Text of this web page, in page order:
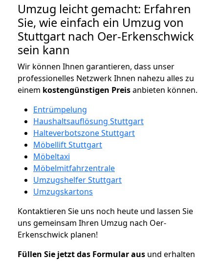
Umzug leicht gemacht: Erfahren
Sie, wie einfach ein Umzug von
Stuttgart nach Oer-Erkenschwick
sein kann
Wir können Ihnen garantieren, dass unser
professionelles Netzwerk Ihnen nahezu alles zu
einem kostengünstigen Preisanbieten können.
Entrümpelung
Haushaltsauflösung Stuttgart
Halteverbotszone Stuttgart
Möbellift Stuttgart
Möbeltaxi
Möbelmitfahrzentrale
Umzugshelfer Stuttgart
Umzugskartons
Kontaktieren Sie uns noch heute und lassen Sie
uns gemeinsam Ihren Umzug nach Oer-
Erkenschwick planen!
Füllen Sie jetzt das Formular aus und erhalten